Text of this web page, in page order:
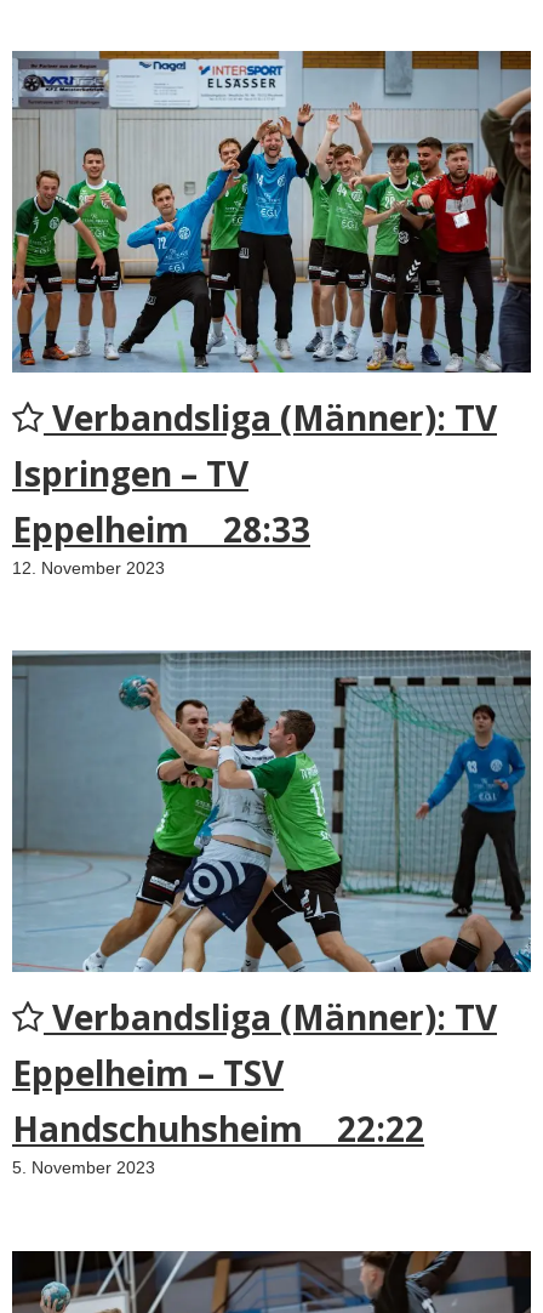
Verbandsliga (Männer): TV
Ispringen – TV
Eppelheim 28:33
12. November 2023
Verbandsliga (Männer): TV
Eppelheim – TSV
Handschuhsheim 22:22
5. November 2023